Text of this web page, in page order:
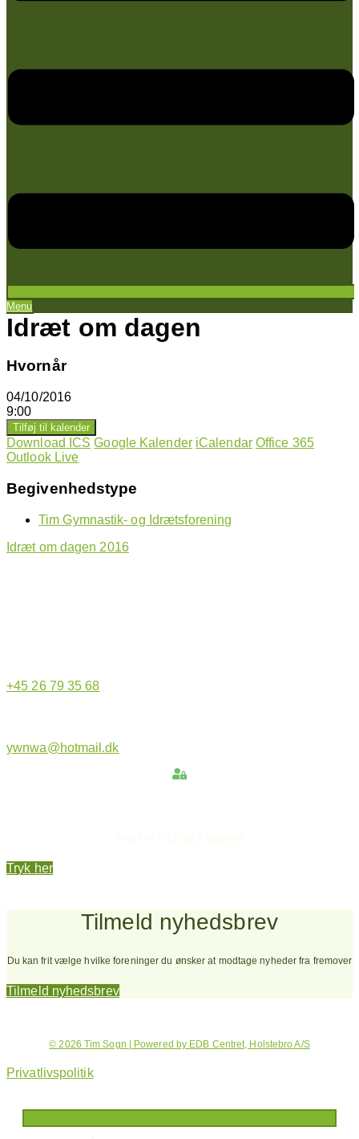
Menu
Idræt om dagen
Hvornår
04/10/2016
9:00
Tilføj til kalender
Download ICS Google Kalender iCalendar Office 365
Outlook Live
Begivenhedstype
Tim Gymnastik- og Idrætsforening
Idræt om dagen 2016
+45 26 79 35 68
ywnwa@hotmail.dk
Tryk her
Tilmeld nyhedsbrev
Du kan frit vælge hvilke foreninger du ønsker at modtage nyheder fra fremover
Tilmeld nyhedsbrev
© 2026 Tim Sogn | Powered by EDB Centret, Holstebro A/S
Privatlivspolitik